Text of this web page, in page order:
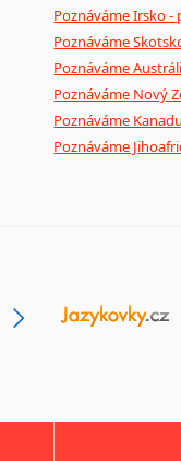
Poznáváme Irsko -
Poznáváme
Poznáváme
Poznáváme Nový
Poznáváme
Poznáváme